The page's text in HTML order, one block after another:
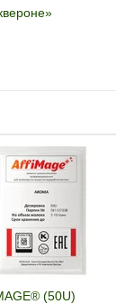
(50U)